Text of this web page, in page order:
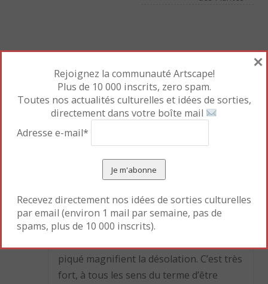
nouchema 6 FÉVRIER 2008 À 11:02
intéressant !
merci pour l’info
cordialement
Sophiee MASLIAH 2 MARS 2008 À 19:52
piqué magnifient la désolation. C’est très
fort, à tous les sens du terme d’être
Rejoignez la communauté Artscape!
Plus de 10 000 inscrits, zero spam.
Toutes nos actualités culturelles et idées de sorties,
directement dans votre boîte mail
Adresse e-mail*
Recevez directement nos idées de sorties culturelles
par email (environ 1 mail par semaine, pas de
spams, plus de 10 000 inscrits).
×